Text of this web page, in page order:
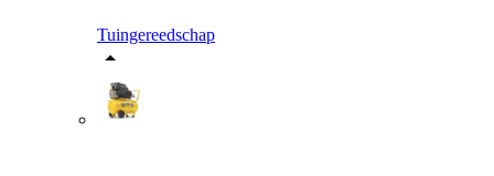
Tuingereedschap